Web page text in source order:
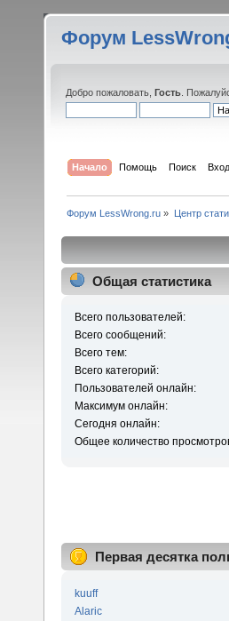
Форум
Добро пожаловать, Гость .
Начало Помощь Поиск Вход
Форум LessWrong.ru » Центр
Общая статистика
Всего пользователей:
Всего сообщений:
Всего тем:
Всего категорий:
Пользователей онлайн:
Максимум онлайн:
Сегодня онлайн:
Общее количество
Первая десятка
kuuff
Alaric